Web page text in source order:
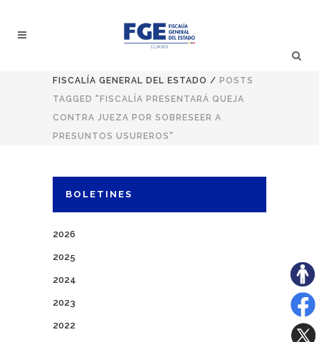
FISCALÍA GENERAL DEL ESTADO / POSTS
TAGGED "FISCALÍA PRESENTARÁ QUEJA
CONTRA JUEZA POR SOBRESEER A
PRESUNTOS USUREROS"
BOLETINES
2026
2025
2024
2023
2022